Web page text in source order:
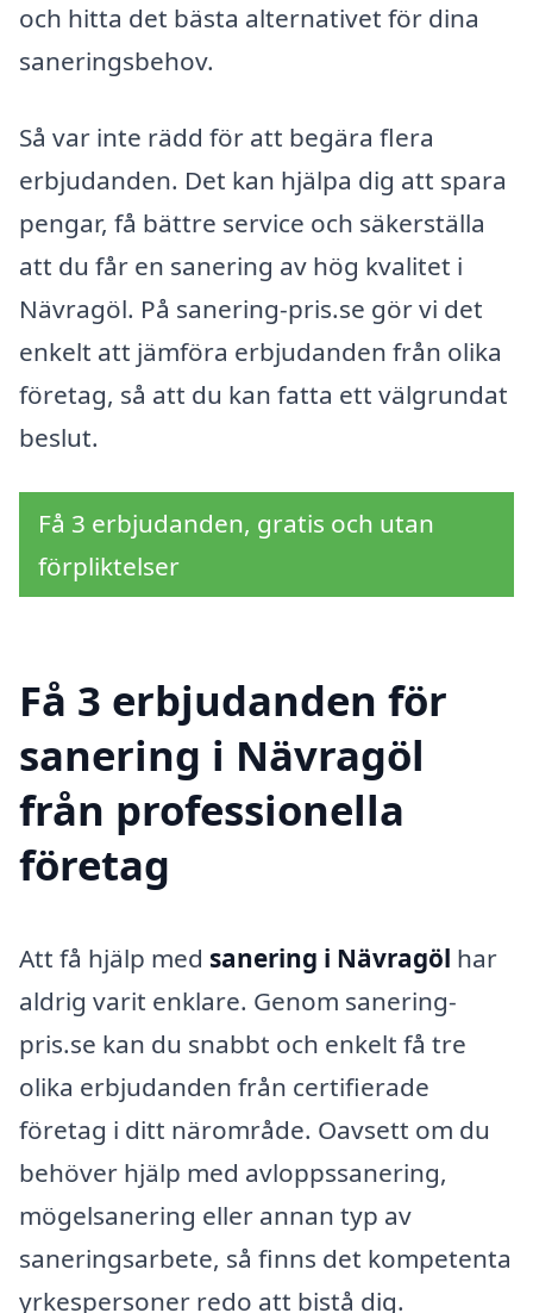
och hitta det bästa alternativet för dina
saneringsbehov.
Så var inte rädd för att begära flera
erbjudanden. Det kan hjälpa dig att spara
pengar, få bättre service och säkerställa
att du får en sanering av hög kvalitet i
Nävragöl. På sanering-pris.se gör vi det
enkelt att jämföra erbjudanden från olika
företag, så att du kan fatta ett välgrundat
beslut.
Få 3 erbjudanden, gratis och utan
förpliktelser
Få 3 erbjudanden för
sanering i Nävragöl
från professionella
företag
Att få hjälp med sanering i Nävragöl har
aldrig varit enklare. Genom sanering-
pris.se kan du snabbt och enkelt få tre
olika erbjudanden från certifierade
företag i ditt närområde. Oavsett om du
behöver hjälp med avloppssanering,
mögelsanering eller annan typ av
saneringsarbete, så finns det kompetenta
yrkespersoner redo att bistå dig.